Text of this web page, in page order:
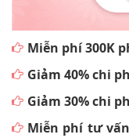
Miễn phí 300K
Giảm 40% chi
Giảm 30% chi
Miễn phí tư